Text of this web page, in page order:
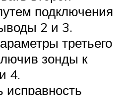
подключения
2 и 3.
третьего
зонды к
4.
исправность